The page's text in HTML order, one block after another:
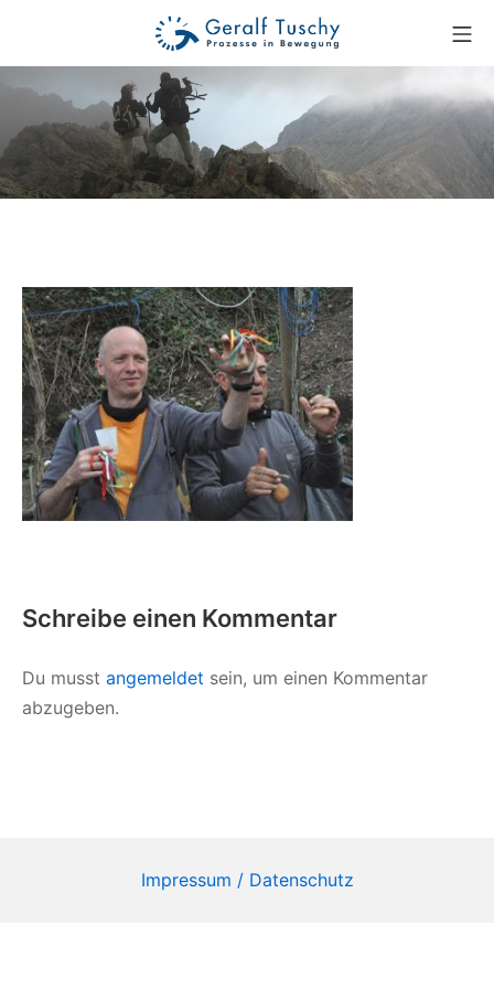
springen
Geralf Tuschy
Schreibe einen Kommentar
Du musst angemeldet sein, um einen Kommentar
abzugeben.
Impressum / Datenschutz